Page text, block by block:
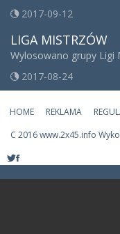
2017-09-12
LIGA MISTRZÓW
Wylosowano grupy Ligi
2017-08-24
HOME REKLAMA
C 2016 www.2x45.info